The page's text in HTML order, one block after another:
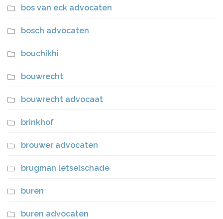
bos van eck advocaten
bosch advocaten
bouchikhi
bouwrecht
bouwrecht advocaat
brinkhof
brouwer advocaten
brugman letselschade
buren
buren advocaten